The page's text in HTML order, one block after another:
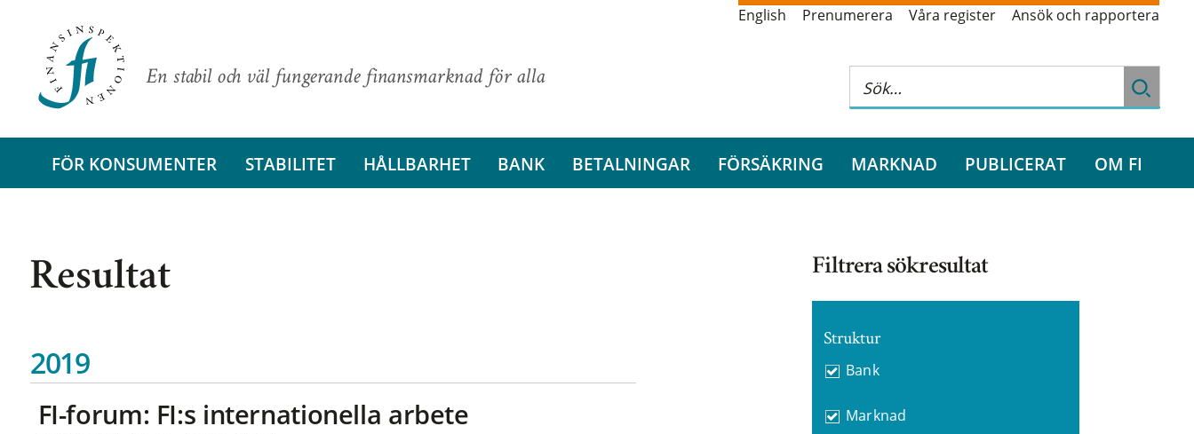
En stabil och väl fungerande finansmarknad för alla
English Prenumerera Våra register Ansök och rapportera
FÖR KONSUMENTER STABILITET HÅLLBARHET BANK BETALNINGAR FÖRSÄKRING MARKNAD PUBLICERAT OM FI
Resultat
2019
FI-forum: FI:s internationella arbete
Filtrera sökresultat
Struktur
Bank
Marknad